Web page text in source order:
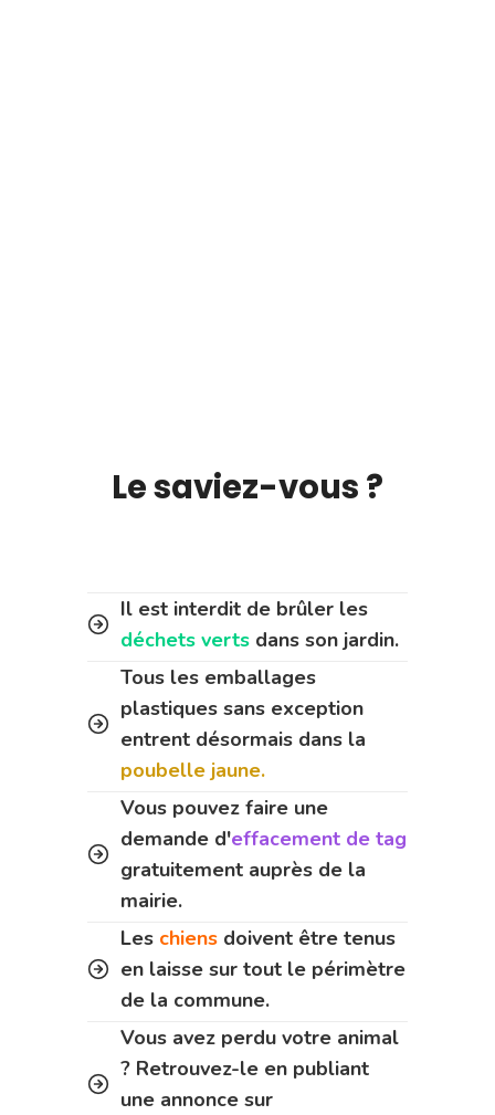
Le saviez-vous ?
Il est interdit de brûler les
déchets verts dans son jardin.
Tous les emballages
plastiques sans exception
entrent désormais dans la
poubelle jaune.
Vous pouvez faire une
demande d'effacement de tag
gratuitement auprès de la
mairie.
Les chiens doivent être tenus
en laisse sur tout le périmètre
de la commune.
Vous avez perdu votre animal
? Retrouvez-le en publiant
une annonce sur